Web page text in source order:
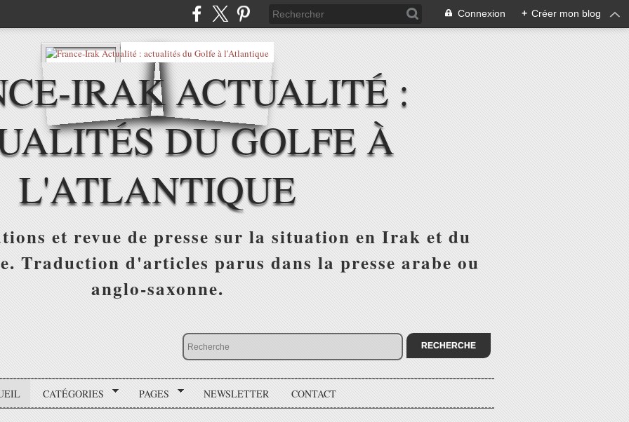
Connexion + Créer mon blog
IRAK ACTUALITÉ :
DU GOLFE À
L'ATLANTIQUE
et revue de presse sur la situation en Irak et du
Traduction d'articles parus dans la presse arabe ou
anglo-saxonne.
CATÉGORIES PAGES NEWSLETTER CONTACT